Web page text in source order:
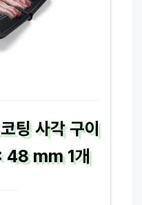
팅 사각 구이
mm 1개